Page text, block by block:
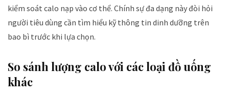
kiểm soát calo nạp vào cơ thể. Chính sự đa dạng này đòi hỏi
người tiêu dùng cần tìm hiểu kỹ thông tin dinh dưỡng trên
bao bì trước khi lựa chọn.
So sánh lượng calo với các loại đồ uống
khác